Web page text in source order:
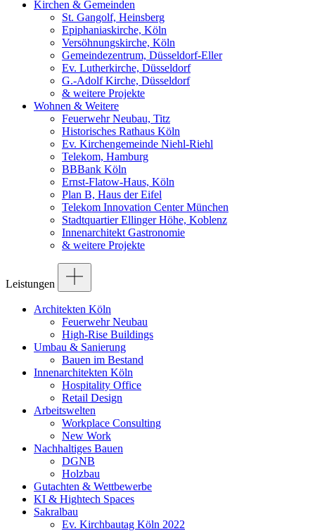
Kirchen & Gemeinden
St. Gangolf, Heinsberg
Epiphaniaskirche, Köln
Versöhnungskirche, Köln
Gemeindezentrum, Düsseldorf-Eller
Ev. Lutherkirche, Düsseldorf
G.-Adolf Kirche, Düsseldorf
& weitere Projekte
Wohnen & Weitere
Feuerwehr Neubau, Titz
Historisches Rathaus Köln
Ev. Kirchengemeinde Niehl-Riehl
Telekom, Hamburg
BBBank Köln
Ernst-Flatow-Haus, Köln
Plan B, Haus der Eifel
Telekom Innovation Center München
Stadtquartier Ellinger Höhe, Koblenz
Innenarchitekt Gastronomie
& weitere Projekte
Leistungen
Architekten Köln
Feuerwehr Neubau
High-Rise Buildings
Umbau & Sanierung
Bauen im Bestand
Innenarchitekten Köln
Hospitality Office
Retail Design
Arbeitswelten
Workplace Consulting
New Work
Nachhaltiges Bauen
DGNB
Holzbau
Gutachten & Wettbewerbe
KI & Hightech Spaces
Sakralbau
Ev. Kirchbautag Köln 2022